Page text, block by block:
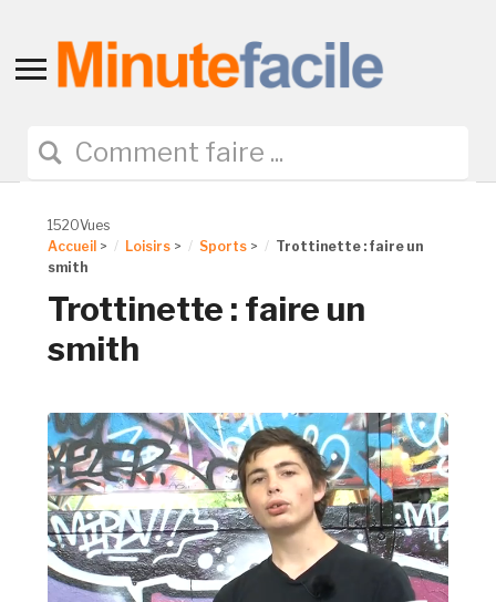
Toggle
navigation
1520Vues
Accueil > Loisirs > Sports >
Trottinette : faire un
smith
Trottinette : faire un
smith